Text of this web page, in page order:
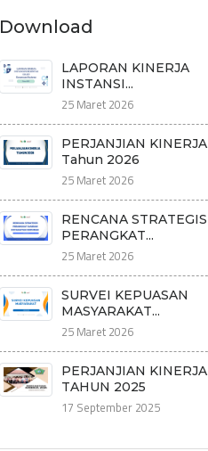
Download
LAPORAN KINERJA
INSTANSI...
25 Maret 2026
PERJANJIAN KINERJA
Tahun 2026
25 Maret 2026
RENCANA STRATEGIS
PERANGKAT...
25 Maret 2026
SURVEI KEPUASAN
MASYARAKAT...
25 Maret 2026
PERJANJIAN KINERJA
TAHUN 2025
17 September 2025